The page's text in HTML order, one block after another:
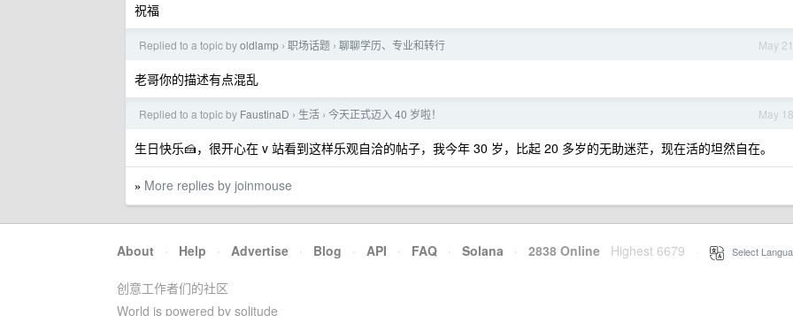
祝福
May 21
Replied to a topic byoldlamp › 职场话题 › 聊聊学历、专业和转行
老哥你的描述有点混乱
May 18
Replied to a topic by FaustinaD › 生活 › 今天正式迈入 40 岁啦！
生日快乐🍰，很开心在 v 站看到这样乐观自洽的帖子，我今年 30 岁，比起 20 多岁的无助迷茫，现在活的坦然自在。
» More replies by joinmouse
About · Help · Advertise · Blog · API · FAQ · Solana · 2838 Online Highest 6679 Select
创意工作者们的社区
World is powered by solitude